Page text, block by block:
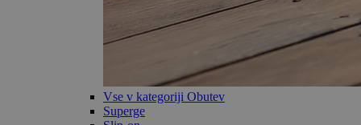
Vse v kategoriji Obutev
Superge